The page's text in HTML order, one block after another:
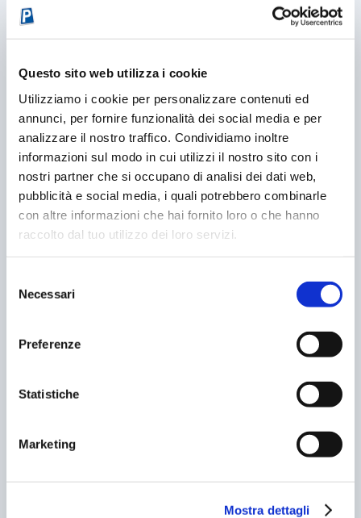
Questo sito web utilizza i cookie
Utilizziamo i cookie per personalizzare contenuti ed
annunci, per fornire funzionalità dei social media e per
analizzare il nostro traffico. Condividiamo inoltre
informazioni sul modo in cui utilizzi il nostro sito con i
nostri partner che si occupano di analisi dei dati web,
pubblicità e social media, i quali potrebbero combinarle
con altre informazioni che hai fornito loro o che hanno
raccolto dal tuo utilizzo dei loro servizi.
delNecessari
Preferenze
Statistiche
Marketing
Mostra dettagli
CONDIVIDERE:
VALUTARE:
PRECEDENTE
GENERATION MOBILITY
PARCHEGGI MIGLIORI